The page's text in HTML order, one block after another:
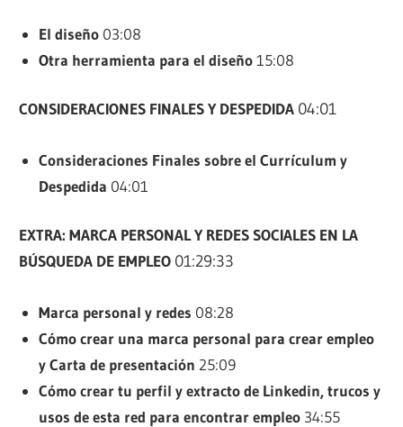
El diseño 03:08
Otra herramienta para el diseño15:08
CONSIDERACIONES FINALES Y DESPEDIDA 04:01
Consideraciones Finales sobre el Currículum y
Despedida 04:01
EXTRA: MARCA PERSONAL Y REDES SOCIALES EN LA
BÚSQUEDA DE EMPLEO 01:29:33
Marca personal y redes 08:28
Cómo crear una marca personal para crear empleo
y Carta de presentación 25:09
Cómo crear tu perfil y extracto de Linkedin, trucos y
usos de esta red para encontrar empleo 34:55